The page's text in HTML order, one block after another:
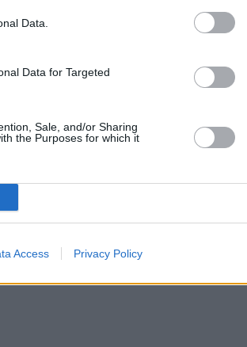
Data.
Data for Targeted
Sale, and/or Sharing
the Purposes for which it
Access Privacy Policy